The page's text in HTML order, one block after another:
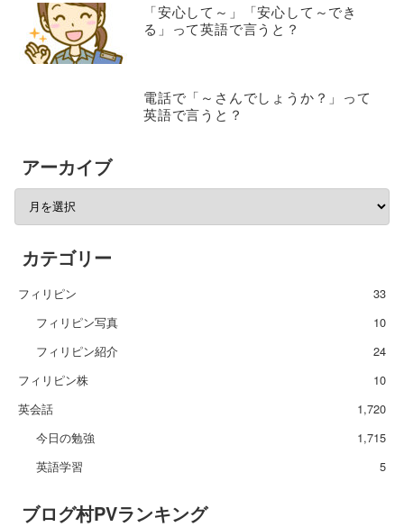
「安心して～」「安心して～でき
る」って英語で言うと？
電話で「～さんでしょうか？」って
英語で言うと？
アーカイブ
カテゴリー
フィリピン
33
フィリピン写真
10
フィリピン紹介
24
フィリピン株
10
英会話
1,720
今日の勉強
1,715
英語学習
5
ブログ村PVランキング